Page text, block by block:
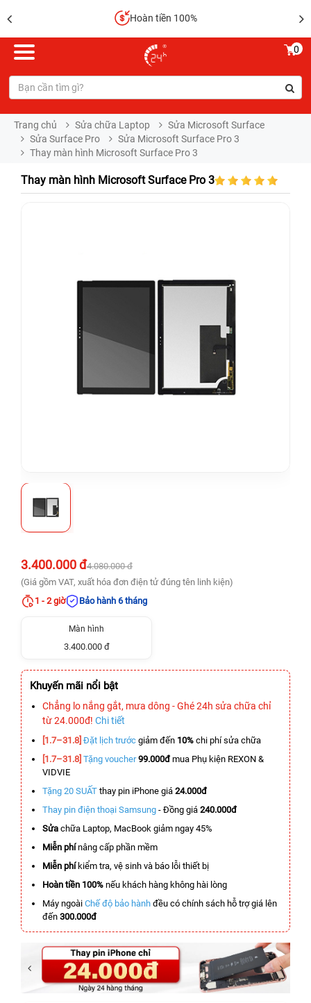
Hoàn tiền 100%
0
Trang chủ Sửa chữa Laptop
Sửa Microsoft Surface
Sửa Surface Pro
Sửa Microsoft Surface Pro 3
Thay màn hình Microsoft Surface Pro 3
Thay màn hình Microsoft Surface Pro 3
3.400.000 đ4.080.000 đ
(Giá gồm VAT, xuất hóa đơn điện tử đúng tên linh kiện)
1 - 2 giờ
Bảo hành 6 tháng
Màn hình
3.400.000 đ
Khuyến mãi nổi bật
Chẳng lo nắng gắt, mưa dông - Ghé 24h sửa chữa chỉ
từ 24.000đ! Chi tiết
[1.7–31.8] Đặt lịch trước giảm đến 10% chi phí sửa chữa
[1.7–31.8] Tặng voucher 99.000đmua Phụ kiện REXON &
VIDVIE
Tặng 20 SUẤT thay pin iPhone giá 24.000đ
Thay pin điện thoại Samsung - Đồng giá 240.000đ
Sửa chữa Laptop, MacBook giảm ngay 45%
Miễn phínâng cấp phần mềm
Miễn phíkiểm tra, vệ sinh và báo lỗi thiết bị
Hoàn tiền 100% nếu khách hàng không hài lòng
Máy ngoài Chế độ bảo hành đều có chính sách hỗ trợ giá lên
đến 300.000đ